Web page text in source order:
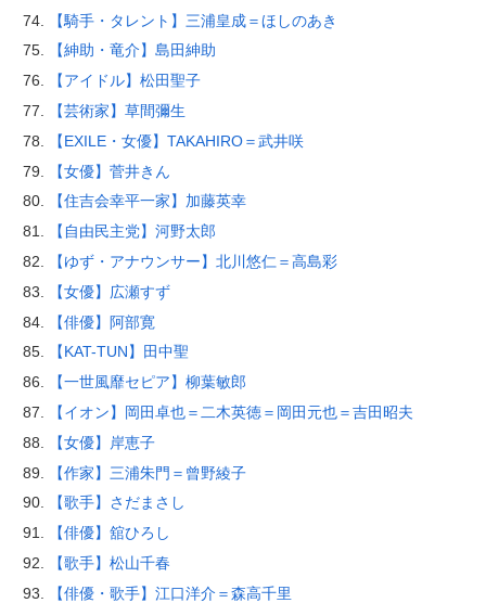
【騎手・タレント】三浦皇成＝ほしのあき
【紳助・竜介】島田紳助
【アイドル】松田聖子
【芸術家】草間彌生
【EXILE・女優】TAKAHIRO＝武井咲
【女優】菅井きん
【住吉会幸平一家】加藤英幸
【自由民主党】河野太郎
【ゆず・アナウンサー】北川悠仁＝高島彩
【女優】広瀬すず
【俳優】阿部寛
【KAT-TUN】田中聖
【一世風靡セピア】柳葉敏郎
【イオン】岡田卓也＝二木英徳＝岡田元也＝吉田昭夫
【女優】岸恵子
【作家】三浦朱門＝曾野綾子
【歌手】さだまさし
【俳優】舘ひろし
【歌手】松山千春
【俳優・歌手】江口洋介＝森高千里